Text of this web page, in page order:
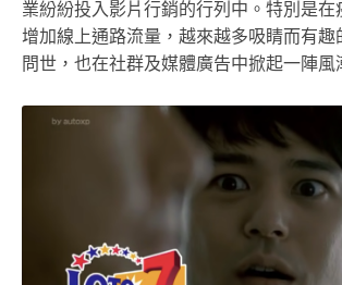
業紛紛投入影片行銷的行列中。特別是在
增加線上通路流量，越來越多吸睛而有趣
問世，也在社群及媒體廣告中掀起一陣風